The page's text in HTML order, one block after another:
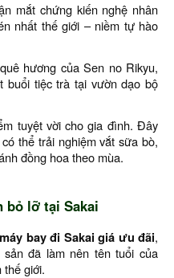
mắt chứng kiến nghệ nhân
nhất thế giới – niềm tự hào
hương của Sen no Rikyu,
buổi tiệc trà tại vườn dạo bộ
tuyệt vời cho gia đình. Đây
thể trải nghiệm vắt sữa bò,
đồng hoa theo mùa.
bỏ lỡ tại Sakai
bay đi Sakai giá ưu đãi,
đã làm nên tên tuổi của
thế giới.